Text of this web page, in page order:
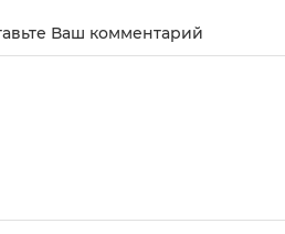
Ваш комментарий